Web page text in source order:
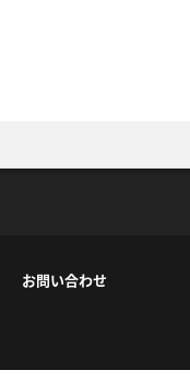
お問い合わせ